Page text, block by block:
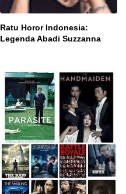
Ratu Horor Indonesia:
Legenda Abadi Suzzanna